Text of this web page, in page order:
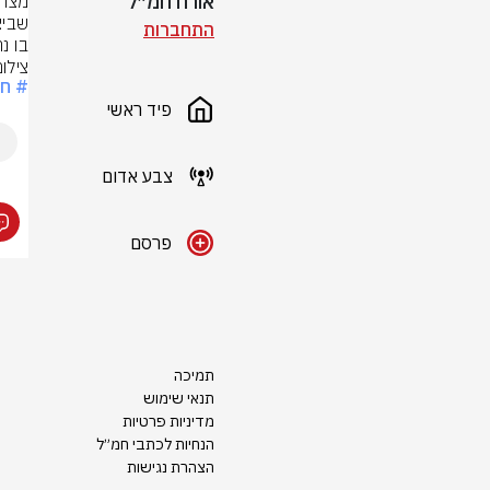
התחברות
פיד ראשי
צבע אדום
פרסם
תמיכה
תנאי שימוש
מדיניות פרטיות
הנחיות לכתבי חמ״ל
הצהרת נגישות
בו
#